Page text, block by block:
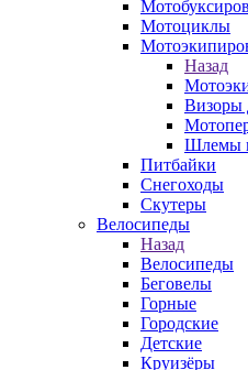
Мотоциклы
Назад
Визоры
Шлемы
Питбайки
Снегоходы
Скутеры
Велосипеды
Назад
Велосипеды
Беговелы
Горные
Городские
Детские
Круизёры